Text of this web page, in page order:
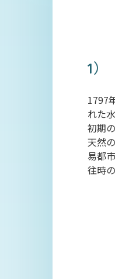
1）
1797
れた
初期
天然
易都
往時